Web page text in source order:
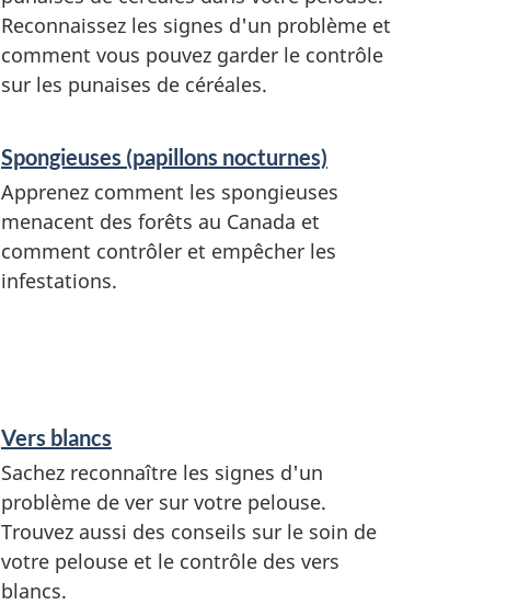
Reconnaissez les signes d'un problème et
comment vous pouvez garder le contrôle
sur les punaises de céréales.
Spongieuses (papillons nocturnes)
Apprenez comment les spongieuses
menacent des forêts au Canada et
comment contrôler et empêcher les
infestations.
Vers blancs
Sachez reconnaître les signes d'un
problème de ver sur votre pelouse.
Trouvez aussi des conseils sur le soin de
votre pelouse et le contrôle des vers
blancs.